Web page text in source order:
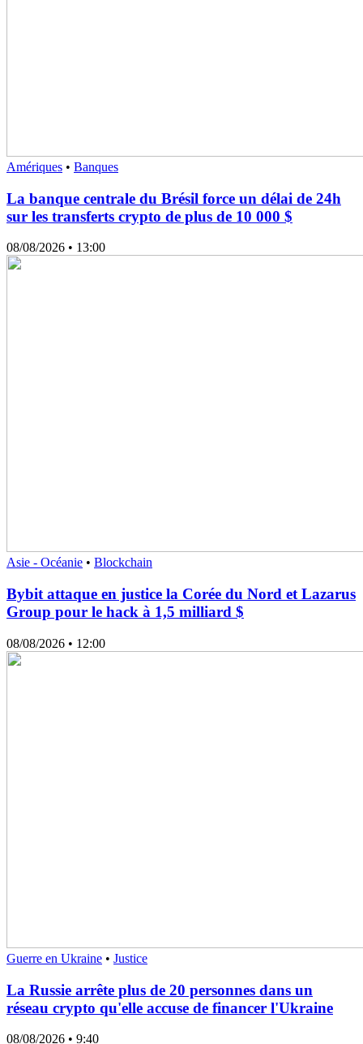
Amériques • Banques
La banque centrale du Brésil force un délai de 24h
sur les transferts crypto de plus de 10 000 $
08/08/2026 • 13:00
Asie - Océanie • Blockchain
Bybit attaque en justice la Corée du Nord et Lazarus
Group pour le hack à 1,5 milliard $
08/08/2026 • 12:00
Guerre en Ukraine • Justice
La Russie arrête plus de 20 personnes dans un
réseau crypto qu'elle accuse de financer l'Ukraine
08/08/2026 • 9:40